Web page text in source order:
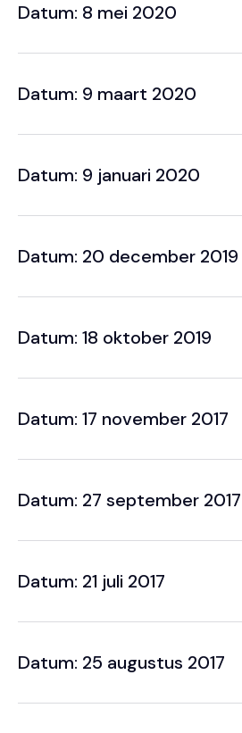
Datum: 8 mei 2020
Datum: 9 maart 2020
Datum: 9 januari 2020
Datum: 20 december 2019
Datum: 18 oktober 2019
Datum: 17 november 2017
Datum: 27 september 2017
Datum: 21 juli 2017
Datum: 25 augustus 2017